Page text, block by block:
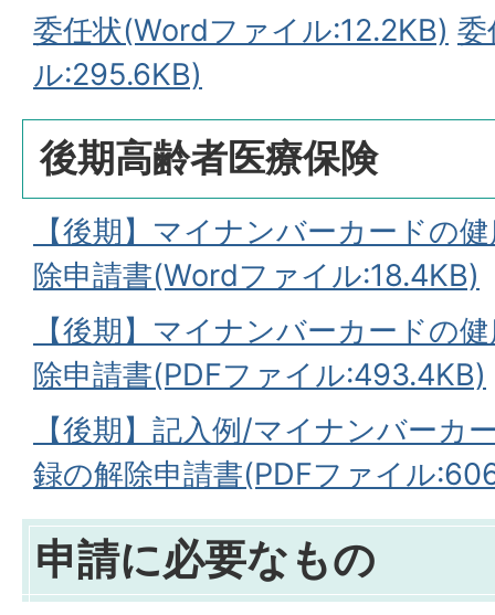
委任状(Wordファイル:12.2KB) 委
ル:295.6KB)
後期高齢者医療保険
【後期】マイナンバーカードの
除申請書(Wordファイル:18.4KB)
【後期】マイナンバーカードの
除申請書(PDFファイル:493.4KB)
【後期】記入例/マイナンバーカ
録の解除申請書(PDFファイル
申請に必要なもの